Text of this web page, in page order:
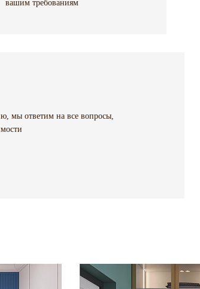
вашим требованиям
мы ответим на все вопросы,